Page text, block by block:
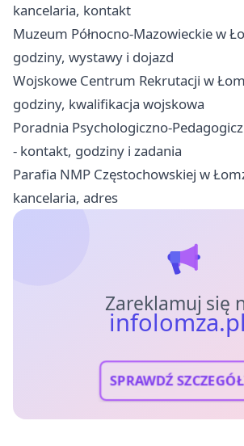
kancelaria, kontakt
Muzeum Północno-Mazowieckie w
godziny, wystawy i dojazd
Wojskowe Centrum Rekrutacji w
godziny, kwalifikacja wojskowa
Poradnia Psychologiczno-
- kontakt, godziny i zadania
Parafia NMP Częstochowskiej w
kancelaria, adres
Zareklamuj się
SPRAWDŹ